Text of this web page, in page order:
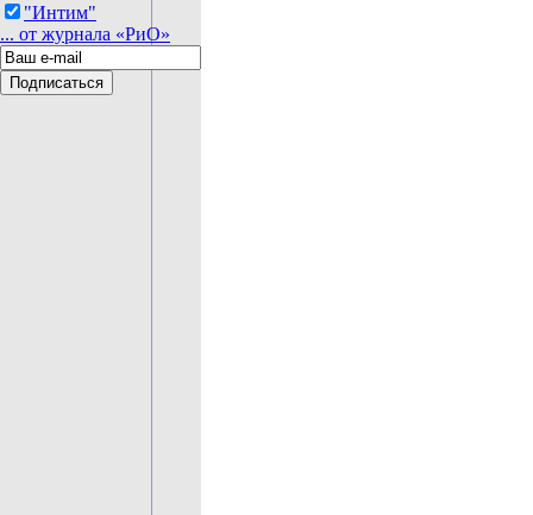
"Интим"
... от журнала «РиО»